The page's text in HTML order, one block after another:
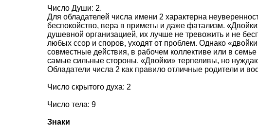
Число Души: 2.
Для обладателей числа имени 2 характерна
беспокойство, вера в приметы и даже фатализм.
душевной организацией, их лучше не тревожить и не
любых ссор и споров, уходят от проблем. Однако
совместные действия, в рабочем коллективе или в
самые сильные стороны. «Двойки» терпеливы, но
Обладатели числа 2 как правило отличные родители и
Число скрытого духа: 2
Число тела: 9
Знаки